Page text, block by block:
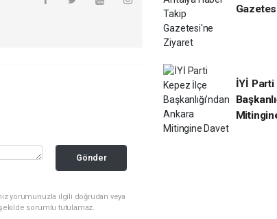
Gönder
yorumunuzla ilgili doğrudan veya
sorumlu tutulamaz.
İYİ